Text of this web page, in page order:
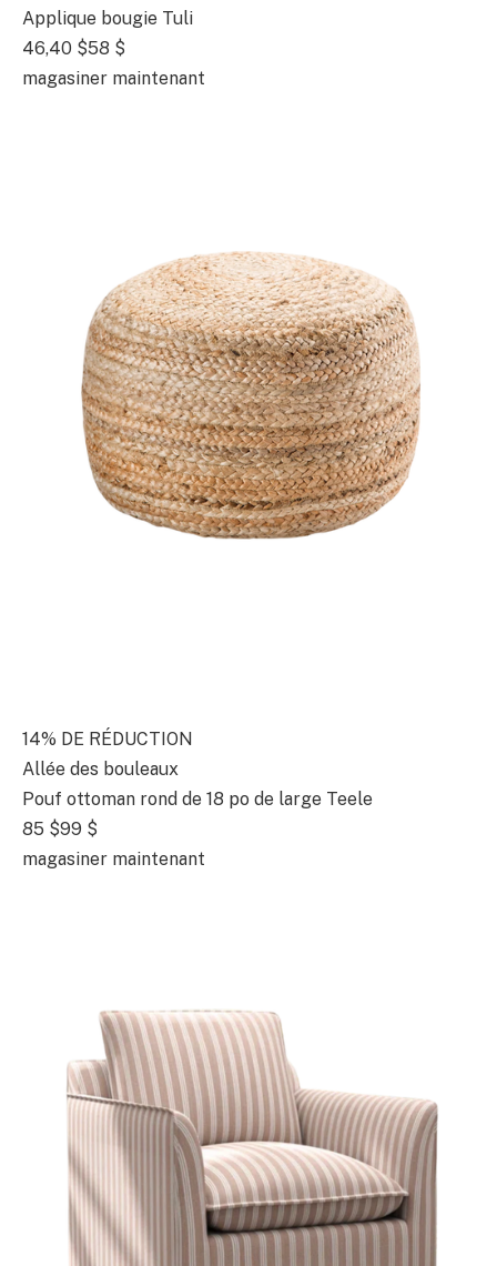
Applique bougie Tuli
46,40 $58 $
magasiner maintenant
14% DE RÉDUCTION
Allée des bouleaux
Pouf ottoman rond de 18 po de large Teele
85 $99 $
magasiner maintenant